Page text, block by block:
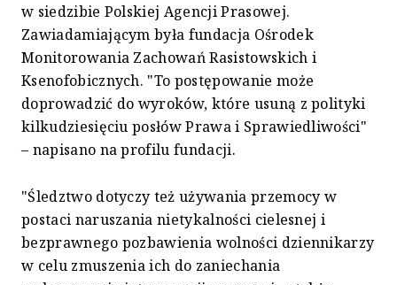
w siedzibie Polskiej Agencji Prasowej.
Zawiadamiającym była fundacja Ośrodek
Monitorowania Zachowań Rasistowskich i
Ksenofobicznych. "To postępowanie może
doprowadzić do wyroków, które usuną z polityki
kilkudziesięciu posłów Prawa i Sprawiedliwości"
– napisano na profilu fundacji.
"Śledztwo dotyczy też używania przemocy w
postaci naruszania nietykalności cielesnej i
bezprawnego pozbawienia wolności dziennikarzy
w celu zmuszenia ich do zaniechania